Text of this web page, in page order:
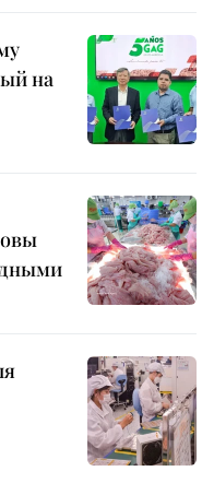
на